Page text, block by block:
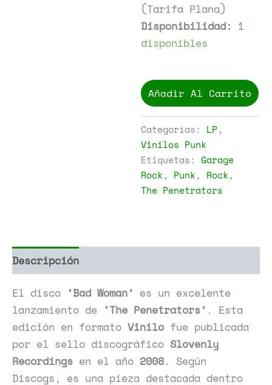
(Tarifa Plana)
Disponibilidad: 1
disponibles
Penetrators
-
Woman
cantidad
Añadir Al Carrito
Categorías: LP,
Vinilos Punk
Etiquetas:Garage
Rock, Punk, Rock,
The Penetrators
Descripción
El disco ‘Bad Woman’ es un excelente
lanzamiento de ‘The Penetrators’ . Esta
edición en formato Vinilo fue publicada
por el sello discográfico Slovenly
Recordings en el año 2008. Según
Discogs, es una pieza destacada dentro